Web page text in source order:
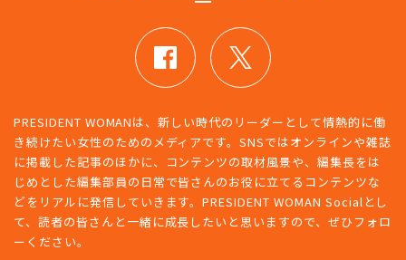
PRESIDENT WOMANは、新しい時代のリーダーとして情熱的に働
き続けたい女性のためのメディアです。SNSではオンラインや雑誌
に掲載した記事のほかに、コンテンツの取材風景や、編集長をは
じめとした編集部員の日常で皆さんのお役に立てるコンテンツな
どをリアルに発信していきます。PRESIDENT WOMAN Socialとし
て、読者の皆さんと一緒に成長したいと思いますので、ぜひフォロ
ーください。